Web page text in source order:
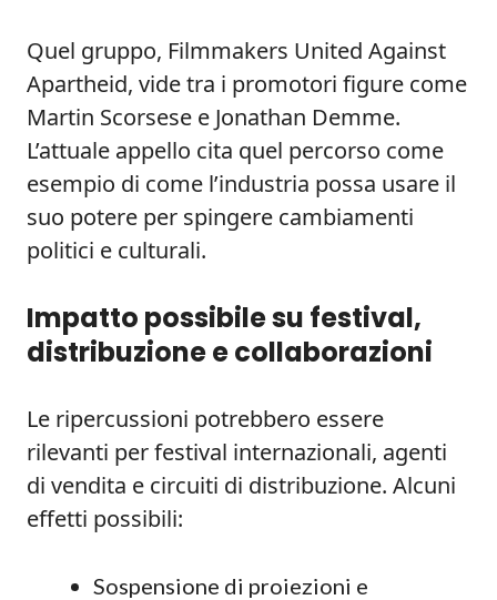
Quel gruppo, Filmmakers United Against
Apartheid, vide tra i promotori figure come
Martin Scorsese e Jonathan Demme.
L’attuale appello cita quel percorso come
esempio di come l’industria possa usare il
suo potere per spingere cambiamenti
politici e culturali.
Impatto possibile su festival,
distribuzione e collaborazioni
Le ripercussioni potrebbero essere
rilevanti per festival internazionali, agenti
di vendita e circuiti di distribuzione. Alcuni
effetti possibili:
Sospensione di proiezioni e